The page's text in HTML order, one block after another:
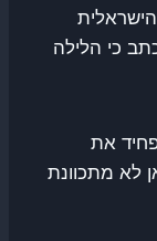
כי הלילה
את
לא מתכוונת